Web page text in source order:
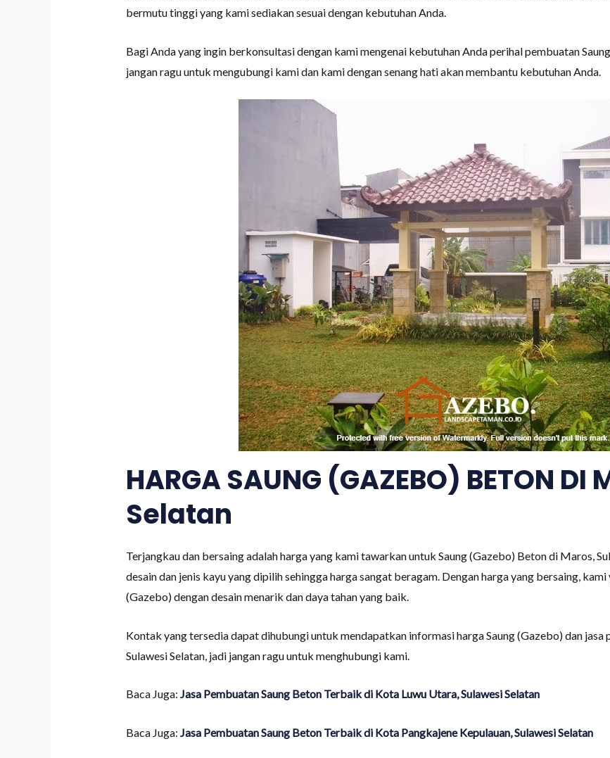
bermutu tinggi yang kami sediakan sesuai dengan kebutuhan Anda.
Bagi Anda yang ingin berkonsultasi dengan kami mengenai kebutuhan Anda perihal pembuatan
jangan ragu untuk mengubungi kami dan kami dengan senang hati akan membantu kebutuhan Anda.
HARGA SAUNG (GAZEBO) BETON
Selatan
Terjangkau dan bersaing adalah harga yang kami tawarkan untuk Saung (Gazebo) Beton di Maros,
desain dan jenis kayu yang dipilih sehingga harga sangat beragam. Dengan harga yang bersaing,
(Gazebo) dengan desain menarik dan daya tahan yang baik.
Kontak yang tersedia dapat dihubungi untuk mendapatkan informasi harga Saung (Gazebo) dan
Sulawesi Selatan, jadi jangan ragu untuk menghubungi kami.
Baca Juga: Jasa Pembuatan Saung Beton Terbaik di Kota Luwu Utara, Sulawesi Selatan
Baca Juga: Jasa Pembuatan Saung Beton Terbaik di Kota Pangkajene Kepulauan, Sulawesi Selatan